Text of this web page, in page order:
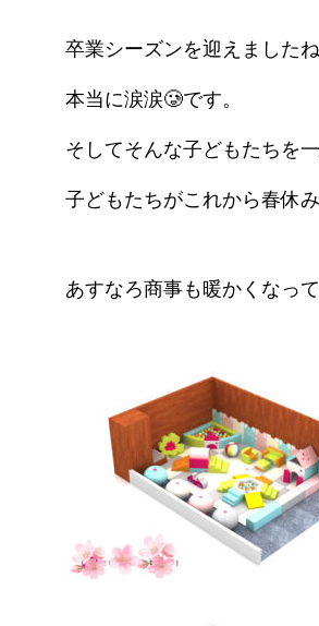
卒業シーズンを迎えました
本当に涙涙🥲です。
そしてそんな子どもたちを
子どもたちがこれから春休
あすなろ商事も暖かくなっ